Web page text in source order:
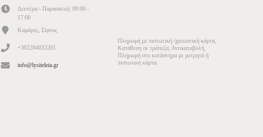
Δευτέρα - Παρασκευή: 09:00 -
17:00
Καμάρες, Σίφνος
+302284033261
info@lysiteleia.gr
Πληρωμή με πιστωτική /χρεωστική κάρτα,
Κατάθεση σε τράπεζα, Αντικαταβολή,
Πληρωμή στο κατάστημα με μετρητά ή
πιστωτική κάρτα.